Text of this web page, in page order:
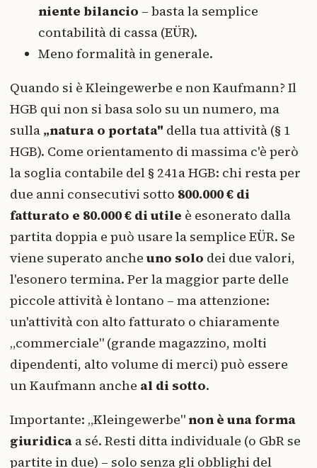
niente bilancio – basta la semplice
contabilità di cassa (EÜR).
Meno formalità in generale.
Quando si è Kleingewerbe e non Kaufmann? Il
HGB qui non si basa solo su un numero, ma
sulla „natura o portata" della tua attività (§ 1
HGB). Come orientamento di massima c'è però
la soglia contabile del § 241a HGB: chi resta per
due anni consecutivi sotto 800.000 € di
fatturato e 80.000 € di utile è esonerato dalla
partita doppia e può usare la semplice EÜR. Se
viene superato anche uno solo dei due valori,
l'esonero termina. Per la maggior parte delle
piccole attività è lontano – ma attenzione:
un'attività con alto fatturato o chiaramente
„commerciale" (grande magazzino, molti
dipendenti, alto volume di merci) può essere
un Kaufmann anche al di sotto.
Importante: „Kleingewerbe"non è una forma
giuridica a sé. Resti ditta individuale (o GbR se
partite in due) – solo senza gli obblighi del